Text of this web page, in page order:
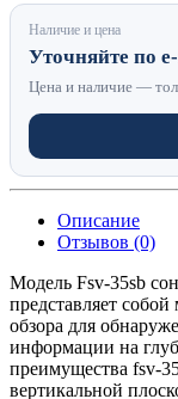
Наличие и цена
Уточняйте по
Цена и наличие —
Описание
Отзывов (0)
Модель Fsv-35sb
представляет
обзора для
информации на
преимущества fsv-
вертикальной